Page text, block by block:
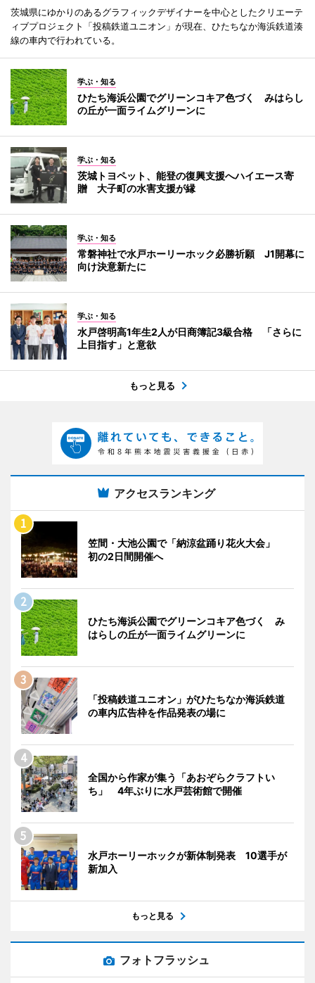
茨城県にゆかりのあるグラフィックデザイナーを中心としたクリエーテ
ィブプロジェクト「投稿鉄道ユニオン」が現在、ひたちなか海浜鉄道湊
線の車内で行われている。
学ぶ・知る
ひたち海浜公園でグリーンコキア色づく みはらし
の丘が一面ライムグリーンに
学ぶ・知る
茨城トヨペット、能登の復興支援へハイエース寄
贈 大子町の水害支援が縁
学ぶ・知る
常磐神社で水戸ホーリーホック必勝祈願 J1開幕に
向け決意新たに
学ぶ・知る
水戸啓明高1年生2人が日商簿記3級合格 「さらに
上目指す」と意欲
もっと見る
アクセスランキング
笠間・大池公園で「納涼盆踊り花火大会」
初の2日間開催へ
ひたち海浜公園でグリーンコキア色づく み
はらしの丘が一面ライムグリーンに
「投稿鉄道ユニオン」がひたちなか海浜鉄道
の車内広告枠を作品発表の場に
全国から作家が集う「あおぞらクラフトい
ち」 4年ぶりに水戸芸術館で開催
水戸ホーリーホックが新体制発表 10選手が
新加入
もっと見る
フォトフラッシュ